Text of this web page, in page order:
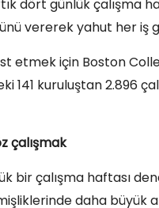
dört günlük çalışma
vererek yahut her
etmek için Boston
141 kuruluştan 2.896
çalışmak
bir çalışma haftası
daha büyük